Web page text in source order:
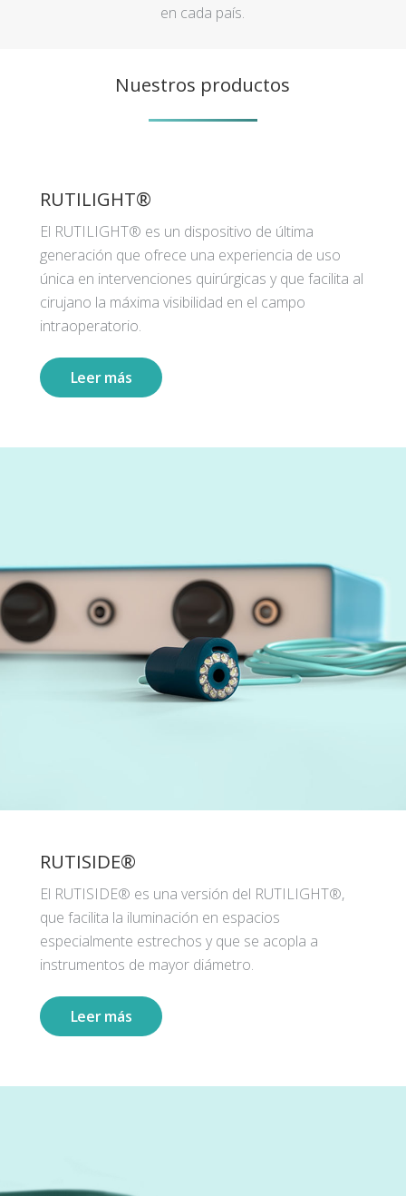
en cada país.
Nuestros productos
RUTILIGHT®
El RUTILIGHT® es un dispositivo de última
generación que ofrece una experiencia de uso
única en intervenciones quirúrgicas y que facilita al
cirujano la máxima visibilidad en el campo
intraoperatorio.
Leer más
RUTISIDE®
El RUTISIDE® es una versión del RUTILIGHT®,
que facilita la iluminación en espacios
especialmente estrechos y que se acopla a
instrumentos de mayor diámetro.
Leer más